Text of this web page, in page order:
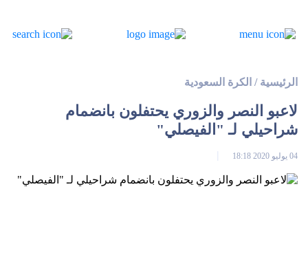
الرئيسية / الكرة السعودية
لاعبو النصر والزوري يحتفلون بانضمام
شراحيلي لـ "الفيصلي"
04 يوليو 2020 18:18